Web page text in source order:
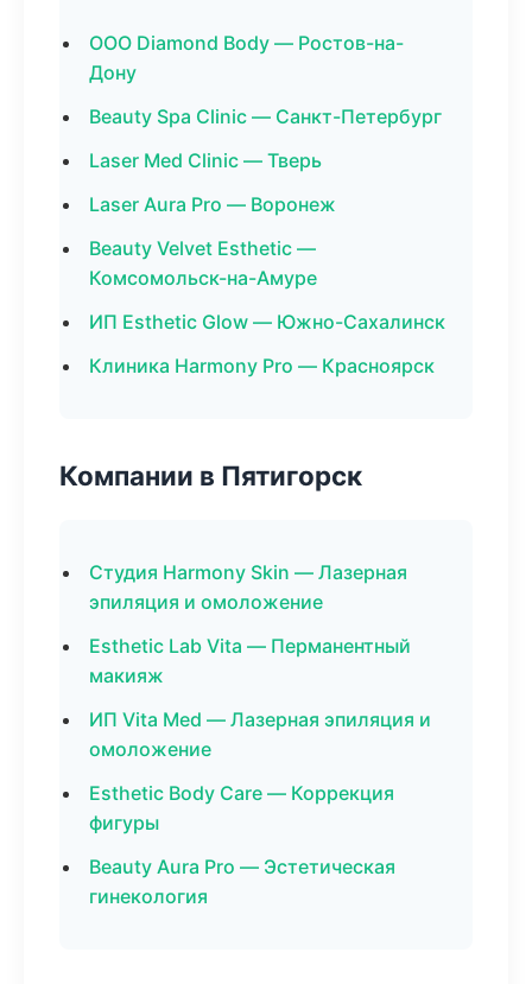
ООО Diamond Body — Ростов-на-
Дону
Beauty Spa Clinic — Санкт-Петербург
Laser Med Clinic — Тверь
Laser Aura Pro — Воронеж
Beauty Velvet Esthetic —
Комсомольск-на-Амуре
ИП Esthetic Glow — Южно-Сахалинск
Клиника Harmony Pro — Красноярск
Компании в Пятигорск
Студия Harmony Skin — Лазерная
эпиляция и омоложение
Esthetic Lab Vita — Перманентный
макияж
ИП Vita Med — Лазерная эпиляция и
омоложение
Esthetic Body Care — Коррекция
фигуры
Beauty Aura Pro — Эстетическая
гинекология